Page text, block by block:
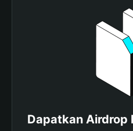
Dapatkan Airdrop